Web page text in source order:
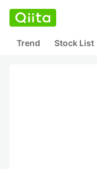
Trend Stock List